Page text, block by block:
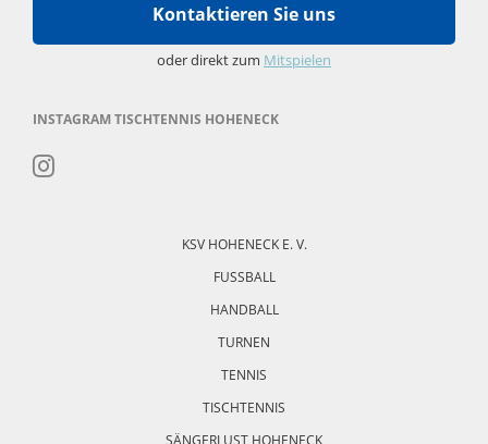
Kontaktieren Sie uns
oder direkt zum Mitspielen
INSTAGRAM TISCHTENNIS HOHENECK
KSV HOHENECK E. V.
FUSSBALL
HANDBALL
TURNEN
TENNIS
TISCHTENNIS
SÄNGERLUST HOHENECK